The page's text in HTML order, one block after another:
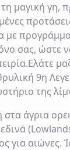
μαγική γη,
με
σας, ώστε
9η
της
άγρια
για αιώνες.